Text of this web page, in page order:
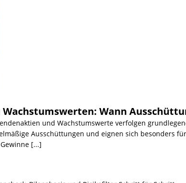
Wann
und Wachstumswerte verfolgen
Ausschüttungen und eignen sich besonders
[...]